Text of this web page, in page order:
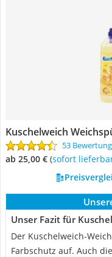
Kuschelweich
53
ab 25,00 € ( Sofort
Unser Fazit für
Der Kuschelweich-
Farbschutz auf. Auch